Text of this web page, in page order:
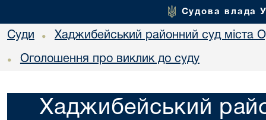
Судова влада
Суди • Хаджибейський районний суд міста
• Оголошення про виклик до суду
Хаджибейський